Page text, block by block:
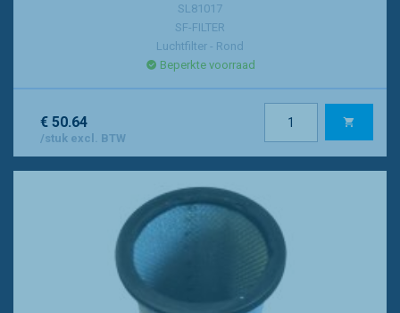
SL81017
SF-FILTER
Luchtfilter - Rond
Beperkte voorraad
€ 50.64
/stuk excl. BTW